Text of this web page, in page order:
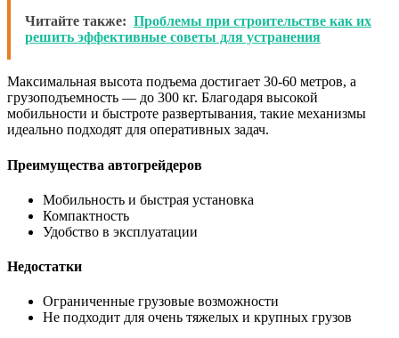
Читайте также: Проблемы при строительстве как их
решить эффективные советы для устранения
Максимальная высота подъема достигает 30-60 метров, а
грузоподъемность — до 300 кг. Благодаря высокой
мобильности и быстроте развертывания, такие механизмы
идеально подходят для оперативных задач.
Преимущества автогрейдеров
Мобильность и быстрая установка
Компактность
Удобство в эксплуатации
Недостатки
Ограниченные грузовые возможности
Не подходит для очень тяжелых и крупных грузов